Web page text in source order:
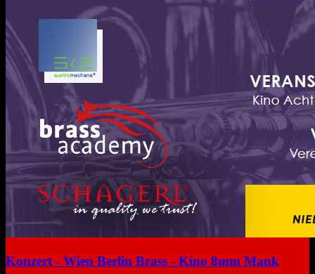
Konzert - Wien Berlin Brass - Kino 8mm Mank